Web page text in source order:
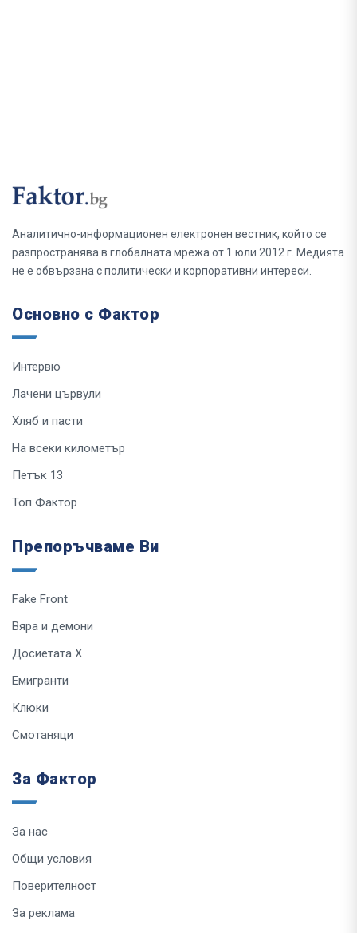
Аналитично-информационен електронен вестник, който се
разпространява в глобалната мрежа от 1 юли 2012 г. Медията
не е обвързана с политически и корпоративни интереси.
Основно с Фактор
Интервю
Лачени цървули
Хляб и пасти
На всеки километър
Петък 13
Топ Фактор
Препоръчваме Ви
Fake Front
Вяра и демони
Досиетата Х
Емигранти
Клюки
Смотаняци
За Фактор
За нас
Общи условия
Поверителност
За реклама